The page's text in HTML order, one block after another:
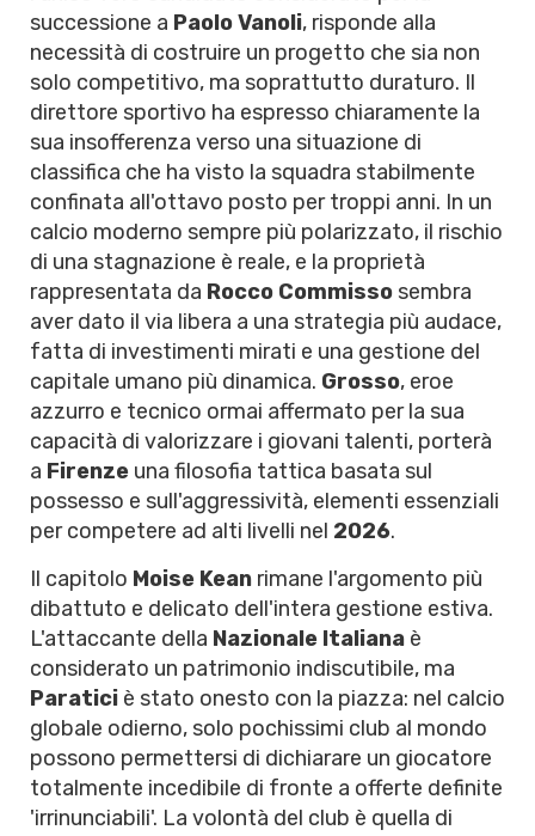
successione a Paolo Vanoli, risponde alla
necessità di costruire un progetto che sia non
solo competitivo, ma soprattutto duraturo. Il
direttore sportivo ha espresso chiaramente la
sua insofferenza verso una situazione di
classifica che ha visto la squadra stabilmente
confinata all'ottavo posto per troppi anni. In un
calcio moderno sempre più polarizzato, il rischio
di una stagnazione è reale, e la proprietà
rappresentata da Rocco Commisso sembra
aver dato il via libera a una strategia più audace,
fatta di investimenti mirati e una gestione del
capitale umano più dinamica. Grosso, eroe
azzurro e tecnico ormai affermato per la sua
capacità di valorizzare i giovani talenti, porterà
a Firenze una filosofia tattica basata sul
possesso e sull'aggressività, elementi essenziali
per competere ad alti livelli nel 2026.
Il capitolo Moise Kean rimane l'argomento più
dibattuto e delicato dell'intera gestione estiva.
L'attaccante della Nazionale Italiana è
considerato un patrimonio indiscutibile, ma
Paratici è stato onesto con la piazza: nel calcio
globale odierno, solo pochissimi club al mondo
possono permettersi di dichiarare un giocatore
totalmente incedibile di fronte a offerte definite
'irrinunciabili'. La volontà del club è quella di